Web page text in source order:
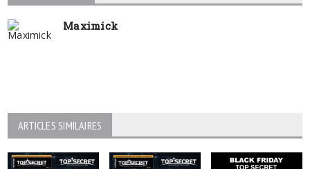
Maximick
ARTICLES SIMILAIRES